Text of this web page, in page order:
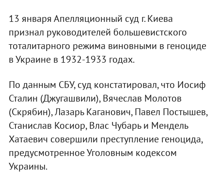
13 января Апелляционный суд г. Киева
признал руководителей большевистского
тоталитарного режима виновными в геноциде
в Украине в 1932-1933 годах.
По данным СБУ, суд констатировал, что Иосиф
Сталин (Джугашвили), Вячеслав Молотов
(Скрябин), Лазарь Каганович, Павел Постышев,
Станислав Косиор, Влас Чубарь и Мендель
Хатаевич совершили преступление геноцида,
предусмотренное Уголовным кодексом
Украины.